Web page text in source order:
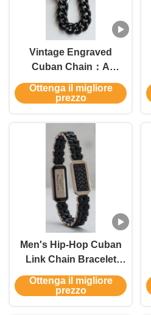
Vintage Engraved
Cuban Chain：A
Personalized Gift for
Men
Ottenga il migliore
prezzo
Men's Hip-Hop Cuban
Link Chain Bracelet
Minimalist & Edgy Cool
Style Gift
Ottenga il migliore
prezzo